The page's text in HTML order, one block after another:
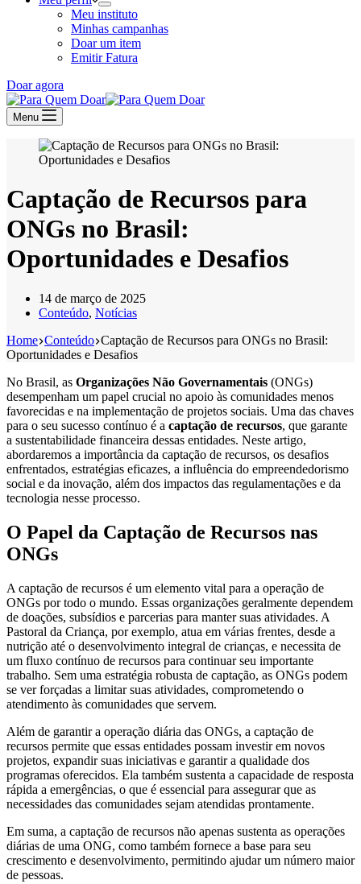
Meu instituto
Minhas campanhas
Doar um item
Emitir Fatura
Doar agora
Menu
Captação de Recursos para
ONGs no Brasil:
Oportunidades e Desafios
14 de março de 2025
Conteúdo, Notícias
Home Conteúdo Captação de Recursos para ONGs no Brasil:
Oportunidades e Desafios
No Brasil, as Organizações Não Governamentais (ONGs)
desempenham um papel crucial no apoio às comunidades menos
favorecidas e na implementação de projetos sociais. Uma das chaves
para o seu sucesso contínuo é a captação de recursos, que garante
a sustentabilidade financeira dessas entidades. Neste artigo,
abordaremos a importância da captação de recursos, os desafios
enfrentados, estratégias eficazes, a influência do empreendedorismo
social e da inovação, além dos impactos das regulamentações e da
tecnologia nesse processo.
O Papel da Captação de Recursos nas
ONGs
A captação de recursos é um elemento vital para a operação de
ONGs por todo o mundo. Essas organizações geralmente dependem
de doações, subsídios e parcerias para manter suas atividades. A
Pastoral da Criança, por exemplo, atua em várias frentes, desde a
nutrição até o desenvolvimento integral de crianças, e necessita de
um fluxo contínuo de recursos para continuar seu importante
trabalho. Sem uma estratégia robusta de captação, as ONGs podem
se ver forçadas a limitar suas atividades, comprometendo o
atendimento às comunidades que servem.
Além de garantir a operação diária das ONGs, a captação de
recursos permite que essas entidades possam investir em novos
projetos, expandir suas iniciativas e garantir a qualidade dos
programas oferecidos. Ela também sustenta a capacidade de resposta
rápida a emergências, o que é essencial para assegurar que as
necessidades das comunidades sejam atendidas prontamente.
Em suma, a captação de recursos não apenas sustenta as operações
diárias de uma ONG, como também fornece a base para seu
crescimento e desenvolvimento, permitindo ajudar um número maior
de pessoas.